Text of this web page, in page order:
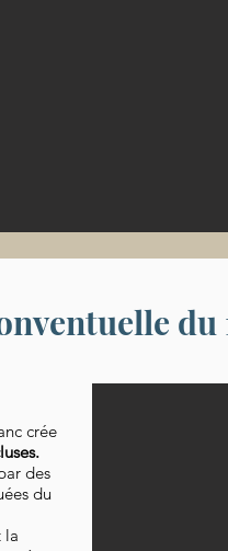
du
crée
des
du
la